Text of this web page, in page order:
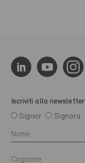
Iscriviti alla newsletter
Signor
Signora